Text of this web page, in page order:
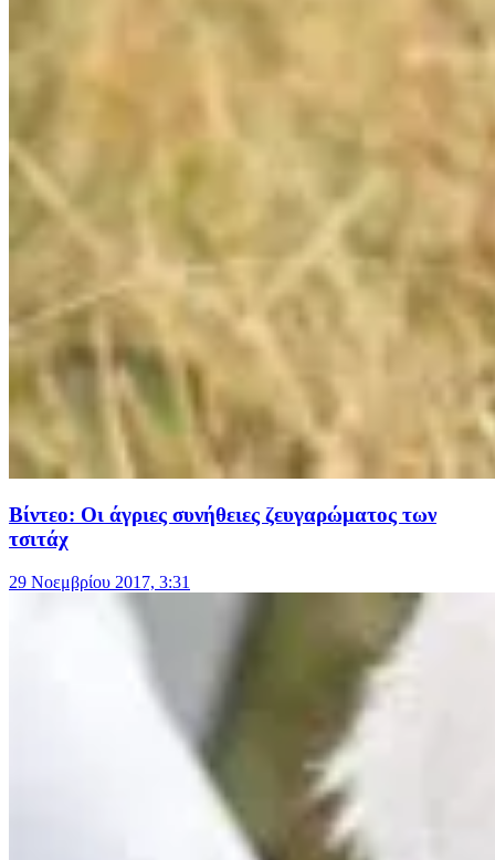
Βίντεο: Οι άγριες συνήθειες ζευγαρώματος των
τσιτάχ
29 Νοεμβρίου 2017, 3:31